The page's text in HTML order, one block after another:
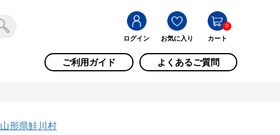
ログイン お気に入り カート
0
ご利用ガイド よくあるご質問
山形県鮭川村